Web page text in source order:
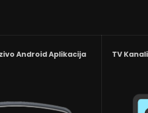
Android Aplikacija TV